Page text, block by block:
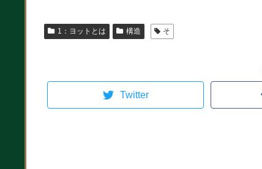
1：ヨットとは 構造 そ
Twitter